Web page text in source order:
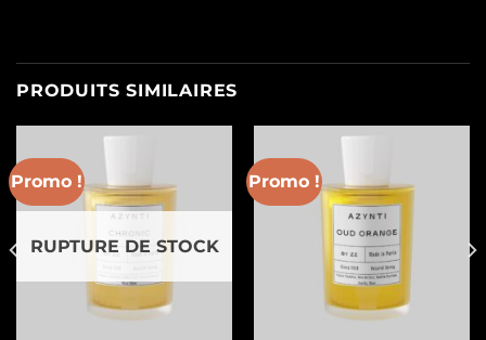
PRODUITS SIMILAIRES
Promo !
RUPTURE DE STOCK
Promo !